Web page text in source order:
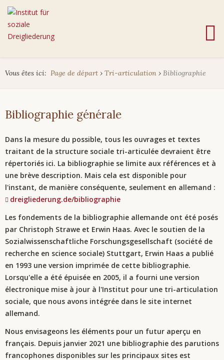
Vous êtes ici: Page de départ › Tri-articulation › Bibliographie
Bibliographie générale
Dans la mesure du possible, tous les ouvrages et textes
traitant de la structure sociale tri-articulée devraient être
répertoriés ici. La bibliographie se limite aux références et à
une brève description. Mais cela est disponible pour
l'instant, de manière conséquente, seulement en allemand :
dreigliederung.de/bibliographie
Les fondements de la bibliographie allemande ont été posés
par Christoph Strawe et Erwin Haas. Avec le soutien de la
Sozialwissenschaftliche Forschungsgesellschaft (société de
recherche en science sociale) Stuttgart, Erwin Haas a publié
en 1993 une version imprimée de cette bibliographie.
Lorsqu'elle a été épuisée en 2005, il a fourni une version
électronique mise à jour à l'Institut pour une tri-articulation
sociale, que nous avons intégrée dans le site internet
allemand.
Nous envisageons les éléments pour un futur aperçu en
français. Depuis janvier 2021 une bibliographie des parutions
francophones disponibles sur les principaux sites est